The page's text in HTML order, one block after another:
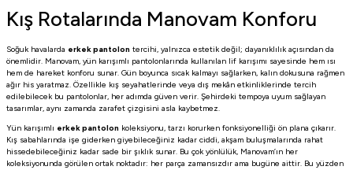
Kış Rotalarında Manovam Konforu
Soğuk havalarda erkek pantolon tercihi, yalnızca estetik değil; dayanıklılık açısından da
önemlidir. Manovam, yün karışımlı pantolonlarında kullanılan lif karışımı sayesinde hem ısı
hem de hareket konforu sunar. Gün boyunca sıcak kalmayı sağlarken, kalın dokusuna rağmen
ağır his yaratmaz. Özellikle kış seyahatlerinde veya dış mekân etkinliklerinde tercih
edilebilecek bu pantolonlar, her adımda güven verir. Şehirdeki tempoya uyum sağlayan
tasarımlar, aynı zamanda zarafet çizgisini asla kaybetmez.
Yün karışımlı erkek pantolon koleksiyonu, tarzı korurken fonksiyonelliği ön plana çıkarır.
Kış sabahlarında işe giderken giyebileceğiniz kadar ciddi, akşam buluşmalarında rahat
hissedebileceğiniz kadar sade bir şıklık sunar. Bu çok yönlülük, Manovam’ın her
koleksiyonunda görülen ortak noktadır: her parça zamansızdır ama bugüne aittir. Bu yüzden